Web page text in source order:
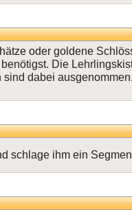
oder goldene
Die
dabei
schlage ihm ein